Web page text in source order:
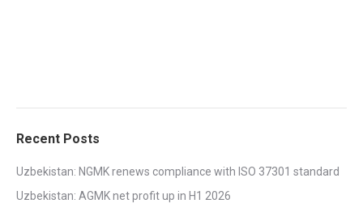
Recent Posts
Uzbekistan: NGMK renews compliance with ISO 37301 standard
Uzbekistan: AGMK net profit up in H1 2026